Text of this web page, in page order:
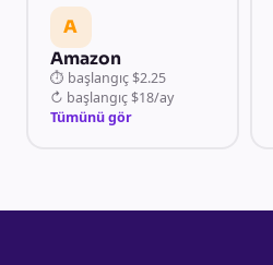
A
Amazon
⏱ başlangıç $2.25
↻ başlangıç $18/ay
Tümünü gör